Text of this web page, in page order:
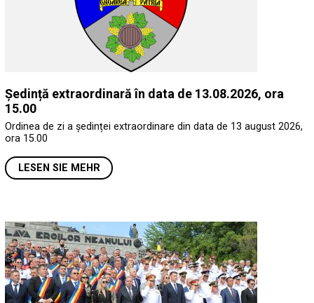
Ședință extraordinară în data de 13.08.2026, ora
15.00
Ordinea de zi a ședinței extraordinare din data de 13 august 2026,
ora 15.00
LESEN SIE MEHR